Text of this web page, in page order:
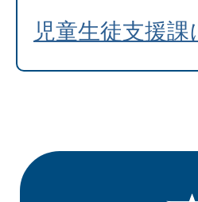
児童生徒支援